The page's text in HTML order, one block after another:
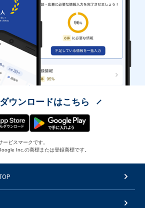
ウンロードはこちら
ビスマークです。
Inc.の商標または登録商標です。